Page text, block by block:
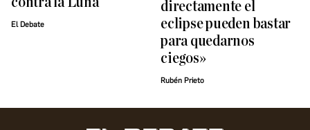
El Debate
directamente el
eclipse pueden bastar
para quedarnos
ciegos»
Rubén Prieto